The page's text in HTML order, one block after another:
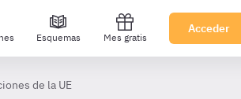
Esquemas Mes gratis
Acceder
de la UE